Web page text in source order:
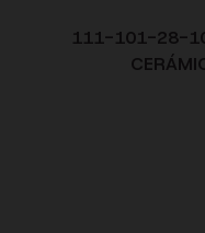
111-101-28-